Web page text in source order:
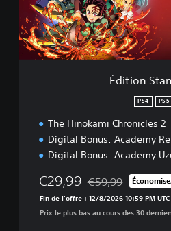
t
a
n
d
Édition
PS4 PS5
The Hinokami Chronicles 2
Digital Bonus: Academy
Digital Bonus: Academy
€29,99 Remise par
€59,99
Fin de l'offre : 12/8/2026 10:59 PM UTC
Prix le plus bas au cours des 30